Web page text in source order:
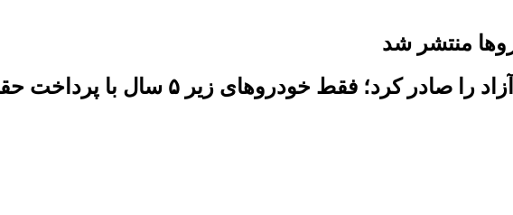
منتشر شد
دولت مجوز دریافت پلاک ملی برای خودروهای منطقه